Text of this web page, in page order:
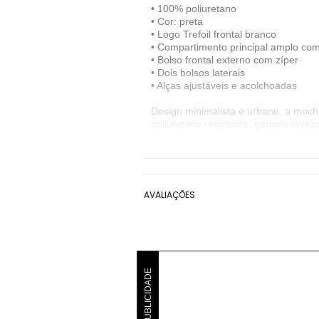
• 100% poliuretano
• Cor: preta
• Logo Trefoil frontal branco
• Compartimento principal amplo
• Bolso frontal externo com zíper
• Dois bolsos laterais
• Alças ajustáveis e acolchoadas
Design minimalista e urbano, a
poliuretano resistente, garante
AVALIAÇÕES
PUBLICIDADE